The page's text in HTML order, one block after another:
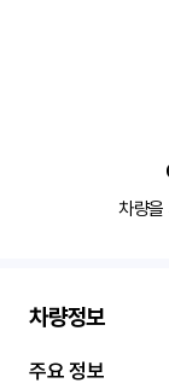
차량을
차량정보
주요 정보